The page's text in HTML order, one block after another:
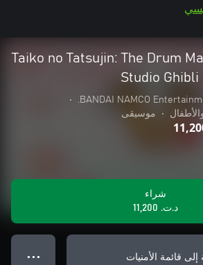
Taiko no Tatsujin: The Drum
Studio Ghibli
BANDAI NAMCO
•
والأطفال
• موسيقى
شراء
د.ت.‏ 11,200
قائمة الأمنيات ● ● ●